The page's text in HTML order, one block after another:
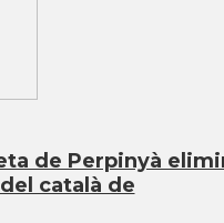
de Perpinyà
català de